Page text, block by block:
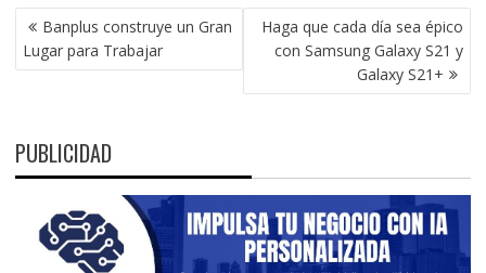
NAVEGACIÓN
DE
ENTRADAS
Banplus construye un Gran
Lugar para Trabajar
Haga que cada día sea épico
con Samsung Galaxy S21 y
Galaxy S21+
PUBLICIDAD